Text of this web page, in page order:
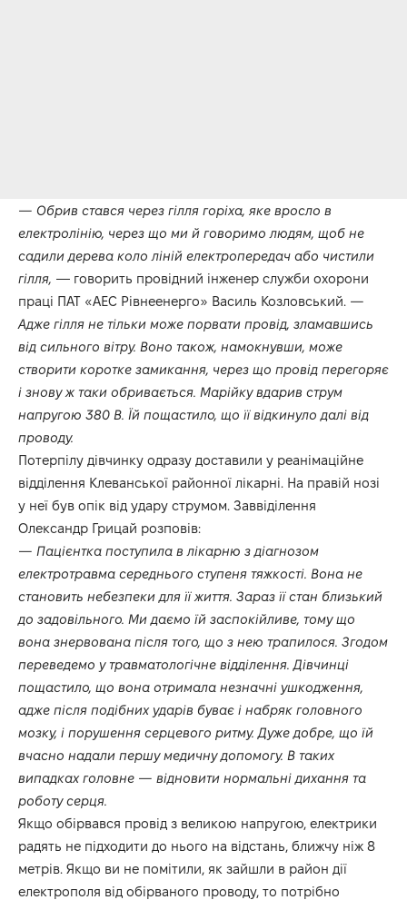
— Обрив стався через гілля горіха, яке вросло в
електролінію, через що ми й говоримо людям, щоб не
садили дерева коло ліній електропередач або чистили
гілля, — говорить провідний інженер служби охорони
праці ПАТ «АЕС Рівнеенерго» Василь Козловський. —
Адже гілля не тільки може порвати провід, зламавшись
від сильного вітру. Воно також, намокнувши, може
створити коротке замикання, через що провід перегоряє
і знову ж таки обривається. Марійку вдарив струм
напругою 380 В. Їй пощастило, що її відкинуло далі від
проводу.
Потерпілу дівчинку одразу доставили у реанімаційне
відділення Клеванської районної лікарні. На правій нозі
у неї був опік від удару струмом. Заввіділення
Олександр Грицай розповів:
— Пацієнтка поступила в лікарню з діагнозом
електротравма середнього ступеня тяжкості. Вона не
становить небезпеки для її життя. Зараз її стан близький
до задовільного. Ми даємо їй заспокійливе, тому що
вона знервована після того, що з нею трапилося. Згодом
переведемо у травматологічне відділення. Дівчинці
пощастило, що вона отримала незначні ушкодження,
адже після подібних ударів буває і набряк головного
мозку, і порушення серцевого ритму. Дуже добре, що їй
вчасно надали першу медичну допомогу. В таких
випадках головне — відновити нормальні дихання та
роботу серця.
Якщо обірвався провід з великою напругою, електрики
радять не підходити до нього на відстань, ближчу ніж 8
метрів. Якщо ви не помітили, як зайшли в район дії
електрополя від обірваного проводу, то потрібно